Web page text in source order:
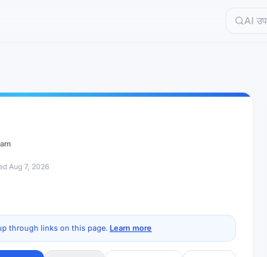
Aug 7, 2026
through links on this page. Learn more